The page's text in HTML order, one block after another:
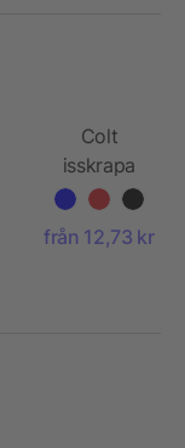
Colt
isskrapa
med
handske
från 12,73 kr